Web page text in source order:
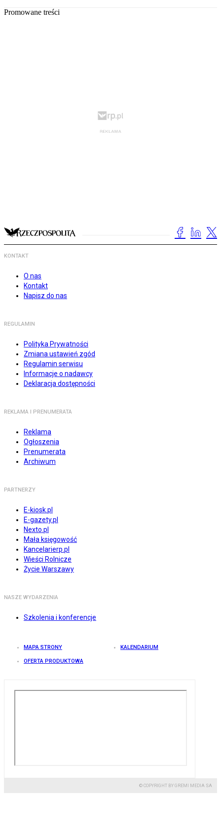
Promowane treści
KONTAKT
O nas
Kontakt
Napisz do nas
REGULAMIN
Polityka Prywatności
Zmiana ustawień zgód
Regulamin serwisu
Informacje o nadawcy
Deklaracja dostępności
REKLAMA I PRENUMERATA
Reklama
Ogłoszenia
Prenumerata
Archiwum
PARTNERZY
E-kiosk.pl
E-gazety.pl
Nexto.pl
Mała księgowość
Kancelarierp.pl
Wieści Rolnicze
Życie Warszawy
NASZE WYDARZENIA
Szkolenia i konferencje
MAPA STRONY KALENDARIUM
OFERTA PRODUKTOWA
© COPYRIGHT BY GREMI MEDIA SA